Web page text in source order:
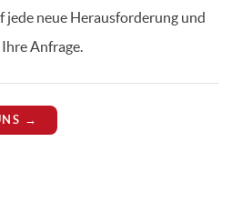
jede neue Herausforderung und
Anfrage.
→